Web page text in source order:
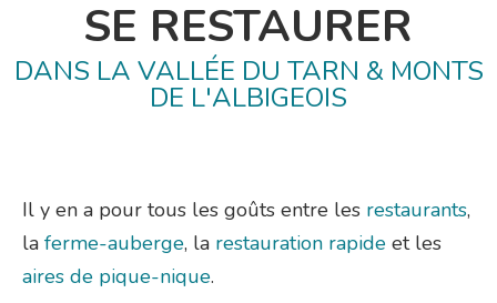
SE RESTAURER
DANS LA VALLÉE DU TARN & MONTS
DE L'ALBIGEOIS
Il y en a pour tous les goûts entre les restaurants,
la ferme-auberge, la restauration rapide et les
aires de pique-nique.